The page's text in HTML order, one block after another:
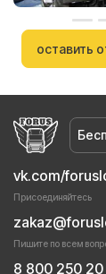
оставить
vk.com/
Присоединяйтесь
Пишите по всем
8 800 250 20